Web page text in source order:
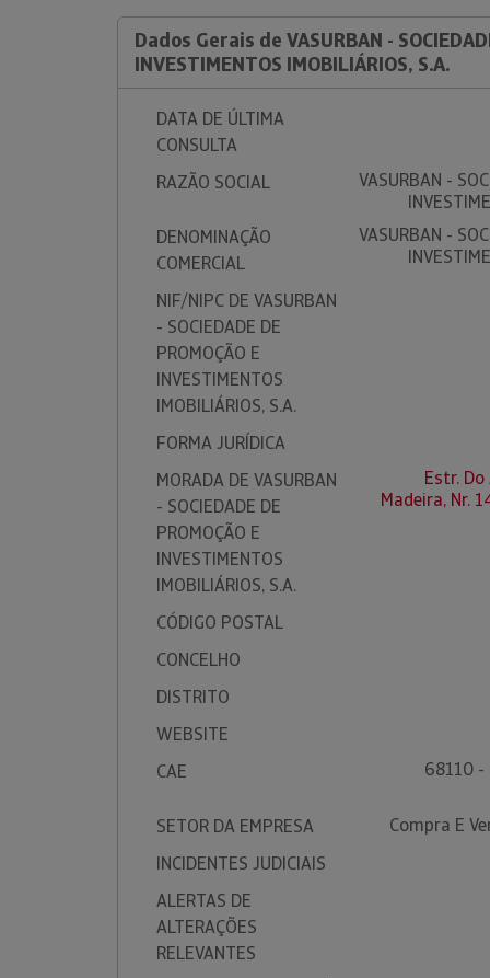
Dados Gerais de VASURBAN -
INVESTIMENTOS IMOBILIÁRIOS, S.A.
DATA DE ÚLTIMA
CONSULTA
RAZÃO SOCIAL
VASURBAN -
DENOMINAÇÃO
COMERCIAL
VASURBAN -
NIF/NIPC DE VASURBAN
- SOCIEDADE DE
PROMOÇÃO E
INVESTIMENTOS
IMOBILIÁRIOS, S.A.
FORMA JURÍDICA
MORADA DE VASURBAN
- SOCIEDADE DE
PROMOÇÃO E
INVESTIMENTOS
IMOBILIÁRIOS, S.A.
Estr.
Madeira, Nr.
CÓDIGO POSTAL
CONCELHO
DISTRITO
WEBSITE
CAE
68110 -
SETOR DA EMPRESA
Compra E
INCIDENTES JUDICIAIS
ALERTAS DE
ALTERAÇÕES
RELEVANTES